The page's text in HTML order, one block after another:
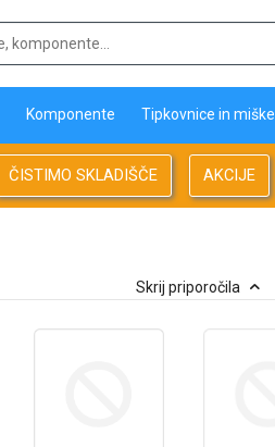
Komponente Tipkovnice in miške
ČISTIMO SKLADIŠČE AKCIJE
Skrij priporočila